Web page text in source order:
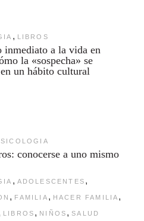
, LIBROS
a la vida en
la «sospecha» se
un hábito cultural
conocerse a uno mismo
, ADOLESCENTES ,
, FAMILIA , HACER FAMILIA ,
LIBROS , NIÑOS , SALUD